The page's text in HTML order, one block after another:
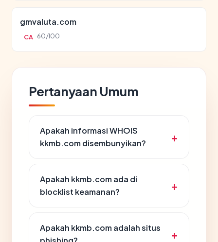
gmvaluta.com
CA 60/100
Pertanyaan Umum
Apakah informasi WHOIS
kkmb.com disembunyikan?
Apakah kkmb.com ada di
blocklist keamanan?
Apakah kkmb.com adalah situs